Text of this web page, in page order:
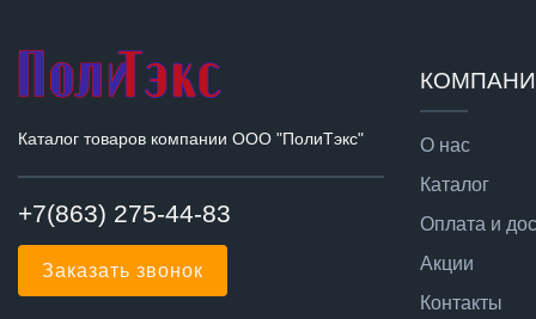
Каталог товаров компании ООО "ПолиТэкс"
+7(863) 275-44-83
Заказать звонок
О нас
Каталог
Оплата и
Акции
Контакты